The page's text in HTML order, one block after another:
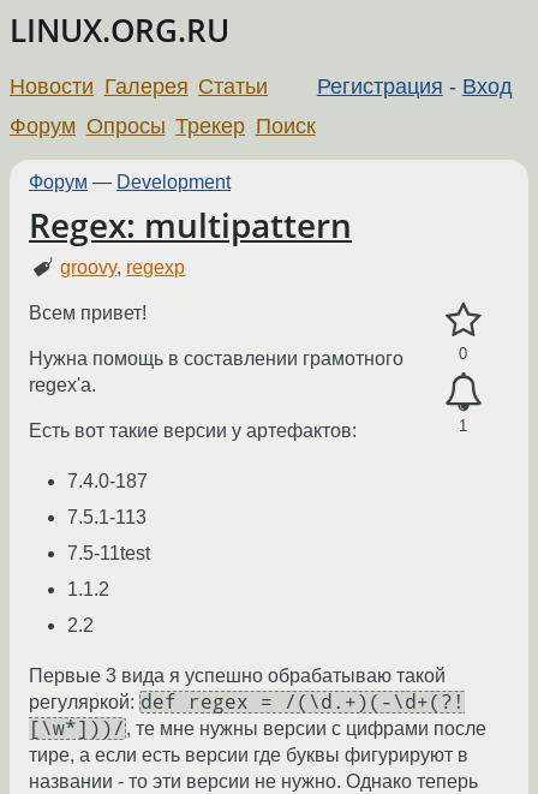
LINUX.ORG.RU
Регистрация - Вход
Новости Галерея Статьи
Форум Опросы Трекер Поиск
Форум — Development
Regex: multipattern
groovy, regexp
0
1
Всем привет!
Нужна помощь в составлении грамотного
regex'a.
Есть вот такие версии у артефактов:
7.4.0-187
7.5.1-113
7.5-11test
1.1.2
2.2
Первые 3 вида я успешно обрабатываю такой
регуляркой: def regex = /(\d.+)(-\d+(?!
[\w*]))/ , те мне нужны версии с цифрами после
тире, а если есть версии где буквы фигурируют в
названии - то эти версии не нужно. Однако теперь